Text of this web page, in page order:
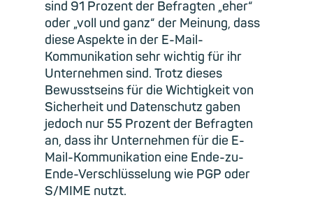
sind 91 Prozent der Befragten „eher“
oder „voll und ganz“ der Meinung, dass
diese Aspekte in der E-Mail-
Kommunikation sehr wichtig für ihr
Unternehmen sind. Trotz dieses
Bewusstseins für die Wichtigkeit von
Sicherheit und Datenschutz gaben
jedoch nur 55 Prozent der Befragten
an, dass ihr Unternehmen für die E-
Mail-Kommunikation eine Ende-zu-
Ende-Verschlüsselung wie PGP oder
S/MIME nutzt.